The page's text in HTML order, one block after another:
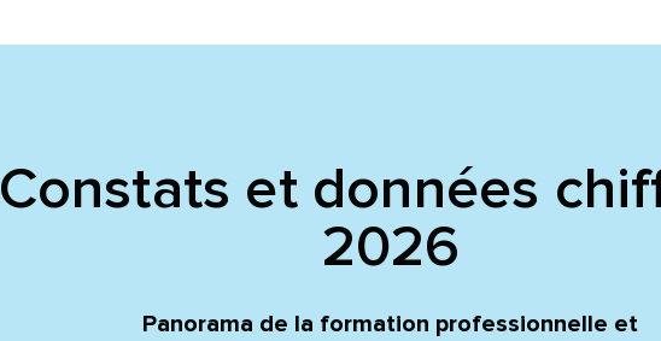
Constats et données
2026
Panorama de la formation professionnelle et